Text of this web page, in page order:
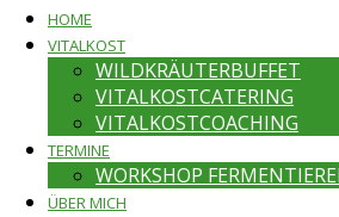
HOME
VITALKOST
WILDKRÄUTERBUFFET
VITALKOSTCATERING
VITALKOSTCOACHING
TERMINE
WORKSHOP
ÜBER MICH